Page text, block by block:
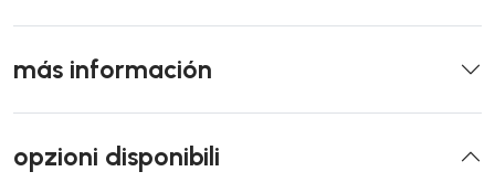
más información
opzioni disponibili